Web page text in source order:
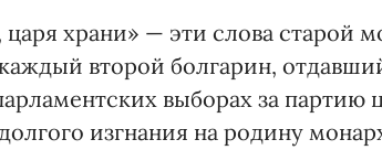
храни» — эти слова старой
второй болгарин,
выборах за
изгнания на родину